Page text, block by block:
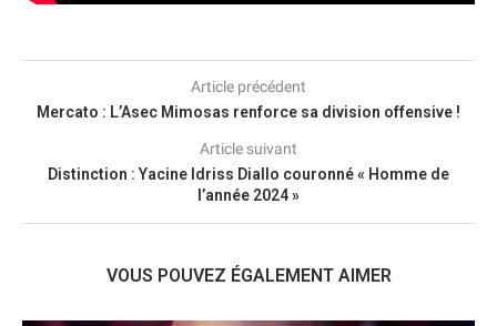
Article précédent
Mercato : L’Asec Mimosas renforce sa division offensive !
Article suivant
Distinction : Yacine Idriss Diallo couronné « Homme de
l’année 2024 »
VOUS POUVEZ ÉGALEMENT AIMER